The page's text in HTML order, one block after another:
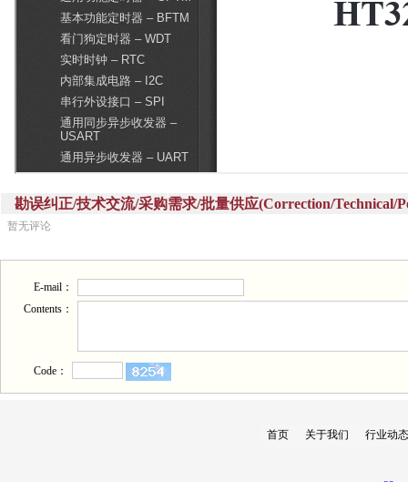
勘误纠正/技术交流/采购需求/批量供应(Correction/Technical/
暂无评论
E-mail：
Contents：
Code：
首页 关于我们 行业动态